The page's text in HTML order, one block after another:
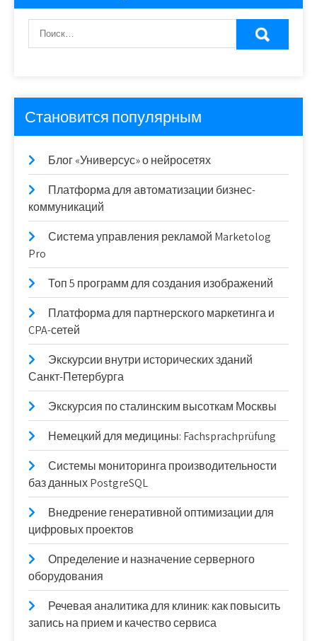
Становится популярным
Блог «Универсус» о нейросетях
Платформа для автоматизации бизнес-
коммуникаций
Система управления рекламой Marketolog
Pro
Топ 5 программ для создания изображений
Платформа для партнерского маркетинга и
CPA-сетей
Экскурсии внутри исторических зданий
Санкт-Петербурга
Экскурсия по сталинским высоткам Москвы
Немецкий для медицины: Fachsprachprüfung
Системы мониторинга производительности
баз данных PostgreSQL
Внедрение генеративной оптимизации для
цифровых проектов
Определение и назначение серверного
оборудования
Речевая аналитика для клиник: как повысить
запись на прием и качество сервиса